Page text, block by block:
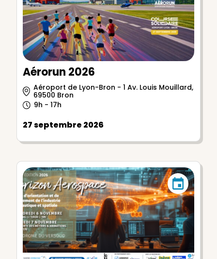
Aérorun 2026
Aéroport de Lyon-Bron - 1 Av. Louis Mouillard,
69500 Bron
9h - 17h
27 septembre 2026